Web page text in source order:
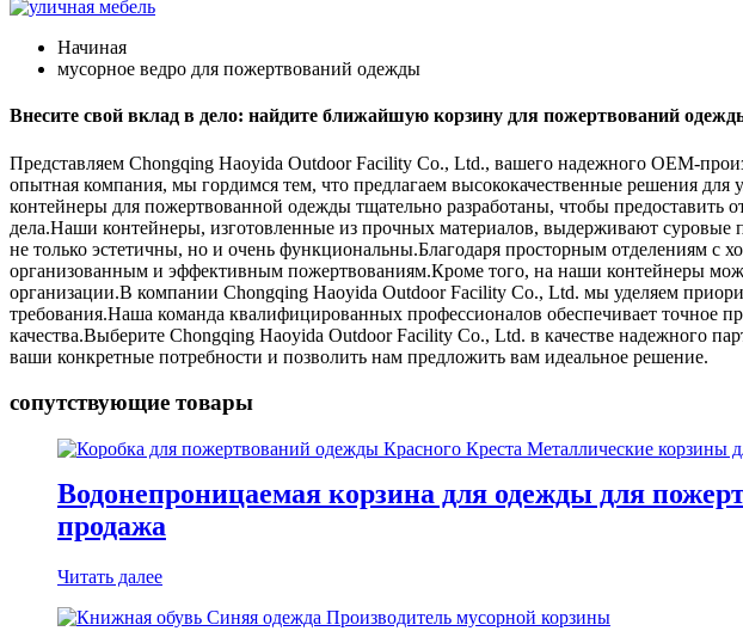
Начиная
мусорное ведро для пожертвований одежды
Внесите свой вклад в дело: найдите ближайшую корзину для пожертвований
Представляем Chongqing Haoyida Outdoor Facility Co., Ltd., вашего надежного OEM-
опытная компания, мы гордимся тем, что предлагаем высококачественные решения
контейнеры для пожертвованной одежды тщательно разработаны, чтобы
дела.Наши контейнеры, изготовленные из прочных материалов, выдерживают
не только эстетичны, но и очень функциональны.Благодаря просторным отделениям с
организованным и эффективным пожертвованиям.Кроме того, на наши контейнеры
организации.В компании Chongqing Haoyida Outdoor Facility Co., Ltd. мы уделяем
требования.Наша команда квалифицированных профессионалов обеспечивает точное
качества.Выберите Chongqing Haoyida Outdoor Facility Co., Ltd. в качестве надежного
ваши конкретные потребности и позволить нам предложить вам идеальное решение.
сопутствующие товары
Водонепроницаемая корзина для одежды для
продажа
Читать далее